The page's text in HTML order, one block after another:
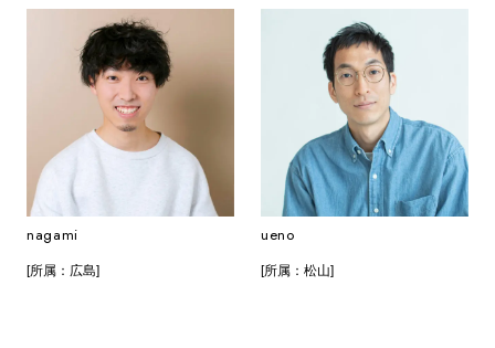
nagami
[所属：広島]
ueno
[所属：松山]